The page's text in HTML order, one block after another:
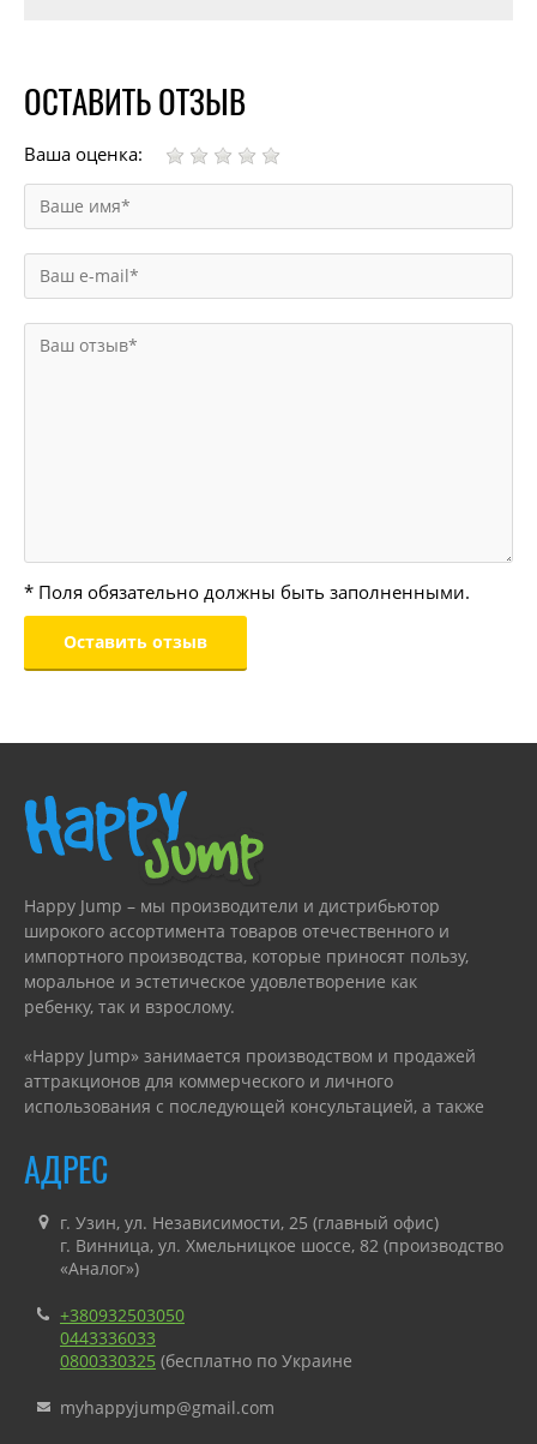
ОСТАВИТЬ ОТЗЫВ
Ваша оценка:
* Поля обязательно должны быть заполненными.
Happy Jump – мы производители и дистрибьютор
широкого ассортимента товаров отечественного и
импортного производства, которые приносят пользу,
моральное и эстетическое удовлетворение как
ребенку, так и взрослому.
«Happy Jump» занимается производством и продажей
аттракционов для коммерческого и личного
использования с последующей консультацией, а также
АДРЕС
г. Узин, ул. Независимости, 25 (главный офис)
г. Винница, ул. Хмельницкое шоссе, 82 (производство
«Аналог»)
+380932503050
0443336033
0800330325 (бесплатно по Украине
myhappyjump@gmail.com